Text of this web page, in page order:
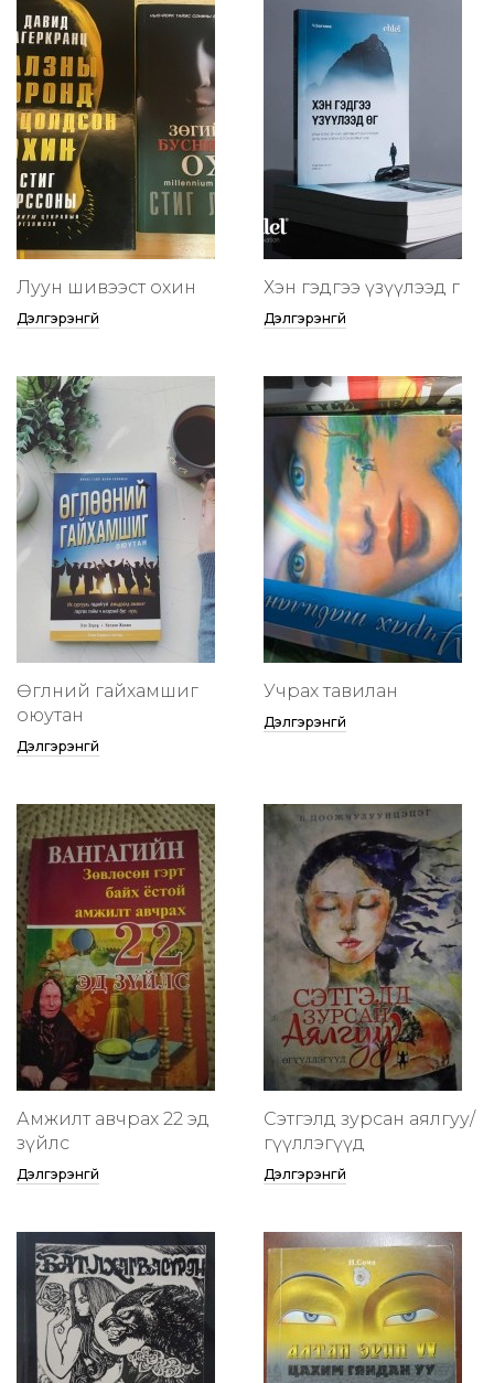
Луун шивээст охин
Дэлгэрэнгүй
Хэн гэдгээ үзүүлээд өг
Дэлгэрэнгүй
Өглөөний гайхамшиг
оюутан
Дэлгэрэнгүй
Учрах тавилан
Дэлгэрэнгүй
Амжилт авчрах 22 эд
зүйлс
Дэлгэрэнгүй
Сэтгэлд зурсан аялгуу/
өгүүллэгүүд
Дэлгэрэнгүй